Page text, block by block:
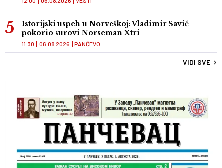
Istorijski uspeh u Norveškoj: Vladimir Savić
pokorio surovi Norseman Xtri
PANČEVO
11:30 06.08.2026
VIDI SVE